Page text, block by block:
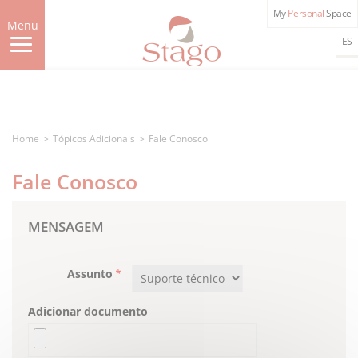
to
main
content
Menu
MyPersonalSpace
ES
Home Tópicos Adicionais Fale Conosco
Fale Conosco
MENSAGEM
Assunto
Adicionar documento